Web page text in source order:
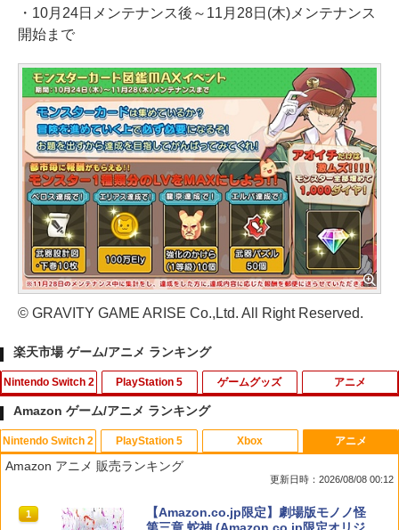
・10月24日メンテナンス後～11月28日(木)メンテナンス
開始まで
© GRAVITY GAME ARISE Co.,Ltd. All Right Reserved.
楽天市場 ゲーム/アニメ ランキング
Nintendo Switch 2
1
【10%OFFクーポン配布中】【365日完
全保証】 Nintendo Switch2 保護フィル
ム 任天堂 Switch2 フィルム スイッチ2
ンチ 10H ガラスザムライ 液晶保護フィ
PlayStation 5
1
エイムアップリング FPS EVOgames 日
本製 天然ゴム 6個セット PS5 PS4 Switc
h プロコン PC コントローラー用 エイム
操作性向上 ゲーミング
ゲームグッズ アニメ
1
U.C.ガンダムBlu-rayライブラリーズ 機
動戦士ガンダム 逆襲のシャア【Blu-ra
￥3,344
Amazon ゲーム/アニメ ランキング
Nintendo Switch 2
1
スプラトゥーン レイダース|オンライン
PlayStation 5
1
PlayStation 5 デジタル・エディション
Xbox
1
【純正品】Xbox ワイヤレス コントロー
アニメ
Amazon アニメ 販売ランキング
更新日時：2026/08/08 00:12
1
【Amazon.co.jp限定】劇場版モノノ怪